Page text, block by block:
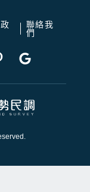
聯絡我
們